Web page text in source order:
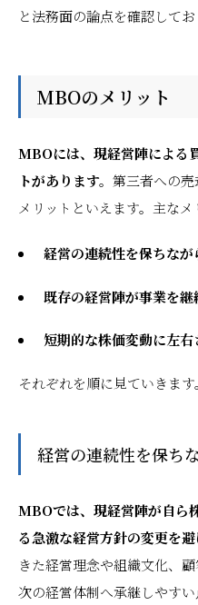
と法務面の論点を確認してお
MBOのメリット
MBOには、現経営陣による
トがあります。 第三者への
メリットといえます。主なメ
経営の連続性を保ちな
既存の経営陣が事業を継
短期的な株価変動に左右
それぞれを順に見ていきます。
経営の連続性を保ち
MBOでは、現経営陣が自ら
る急激な経営方針の変更を避
きた経営理念や組織文化、
次の経営体制へ承継しやすい